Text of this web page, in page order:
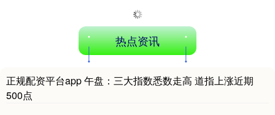
深证成指 14144.20 +258.49 +1.86%
热点资讯
正规配资平台app 午盘：三大指数悉数走高 道指上涨近期
500点